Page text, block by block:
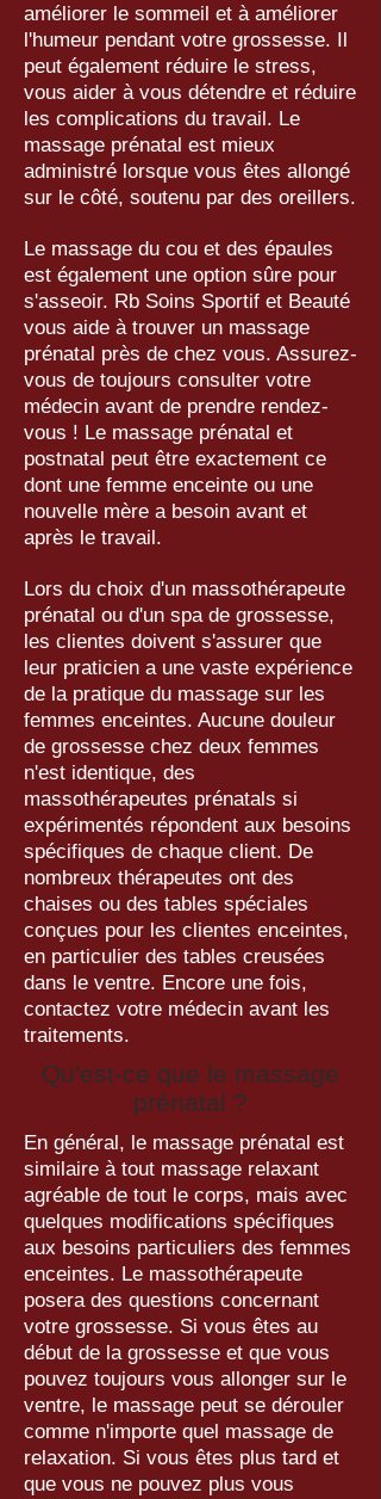
améliorer le sommeil et à améliorer
l'humeur pendant votre grossesse. Il
peut également réduire le stress,
vous aider à vous détendre et réduire
les complications du travail. Le
massage prénatal est mieux
administré lorsque vous êtes allongé
sur le côté, soutenu par des oreillers.
Le massage du cou et des épaules
est également une option sûre pour
s'asseoir. Rb Soins Sportif et Beauté
vous aide à trouver un massage
prénatal près de chez vous. Assurez-
vous de toujours consulter votre
médecin avant de prendre rendez-
vous ! Le massage prénatal et
postnatal peut être exactement ce
dont une femme enceinte ou une
nouvelle mère a besoin avant et
après le travail.
Lors du choix d'un massothérapeute
prénatal ou d'un spa de grossesse,
les clientes doivent s'assurer que
leur praticien a une vaste expérience
de la pratique du massage sur les
femmes enceintes. Aucune douleur
de grossesse chez deux femmes
n'est identique, des
massothérapeutes prénatals si
expérimentés répondent aux besoins
spécifiques de chaque client. De
nombreux thérapeutes ont des
chaises ou des tables spéciales
conçues pour les clientes enceintes,
en particulier des tables creusées
dans le ventre. Encore une fois,
contactez votre médecin avant les
traitements.
Qu'est-ce que le massage
prénatal ?
En général, le massage prénatal est
similaire à tout massage relaxant
agréable de tout le corps, mais avec
quelques modifications spécifiques
aux besoins particuliers des femmes
enceintes. Le massothérapeute
posera des questions concernant
votre grossesse. Si vous êtes au
début de la grossesse et que vous
pouvez toujours vous allonger sur le
ventre, le massage peut se dérouler
comme n'importe quel massage de
relaxation. Si vous êtes plus tard et
que vous ne pouvez plus vous